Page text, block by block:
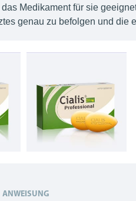
Medikament für sie
genau zu befolgen und die
ANWEISUNG